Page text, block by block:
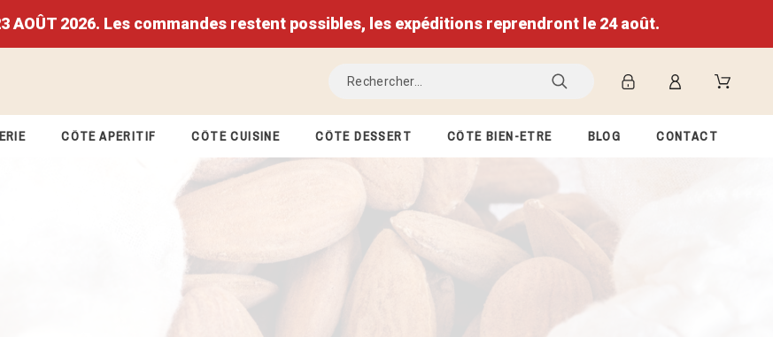
23 AOÛT 2026. Les commandes restent possibles, les expéditions reprendront le 24 août.
CÔTÉ APÉRITIF CÔTÉ CUISINE CÔTÉ DESSERT CÔTÉ BIEN-ETRE BLOG CONTACT